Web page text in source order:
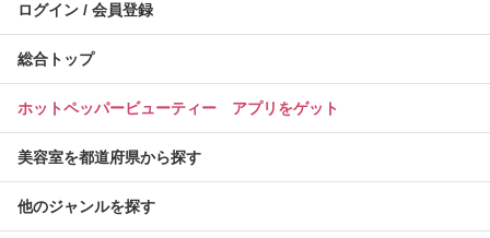
ログイン / 会員登録
総合トップ
ホットペッパービューティー アプリをゲット
美容室を都道府県から探す
他のジャンルを探す